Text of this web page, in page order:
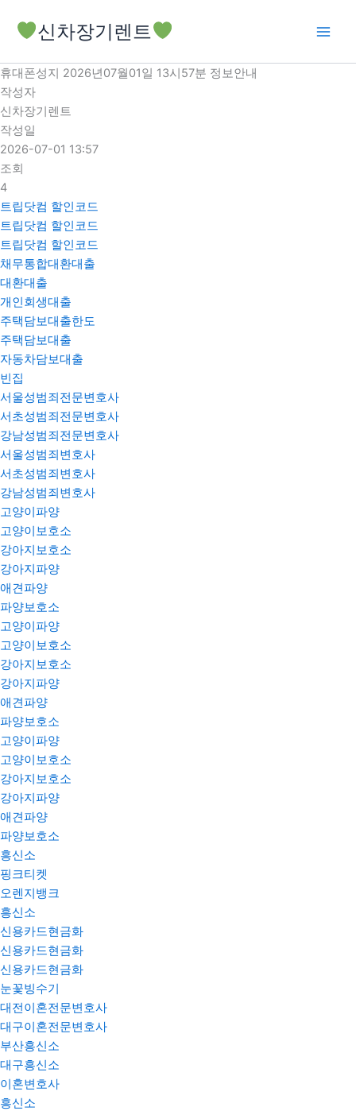
로
건
너
뛰
기
신차장기렌트
휴대폰성지 2026년07월01일 13시57분 정보안내
작성자
신차장기렌트
작성일
2026-07-01 13:57
조회
4
트립닷컴 할인코드
트립닷컴 할인코드
트립닷컴 할인코드
채무통합대환대출
대환대출
개인회생대출
주택담보대출한도
주택담보대출
자동차담보대출
빈집
서울성범죄전문변호사
서초성범죄전문변호사
강남성범죄전문변호사
서울성범죄변호사
서초성범죄변호사
강남성범죄변호사
고양이파양
고양이보호소
강아지보호소
강아지파양
애견파양
파양보호소
고양이파양
고양이보호소
강아지보호소
강아지파양
애견파양
파양보호소
고양이파양
고양이보호소
강아지보호소
강아지파양
애견파양
파양보호소
흥신소
핑크티켓
오렌지뱅크
흥신소
신용카드현금화
신용카드현금화
신용카드현금화
눈꽃빙수기
대전이혼전문변호사
대구이혼전문변호사
부산흥신소
대구흥신소
이혼변호사
흥신소